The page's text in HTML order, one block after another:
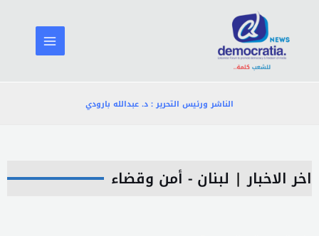
المحتوى
الناشر ورئيس التحرير : د. عبدالله بارودي
اخر الاخبار| لبنان - أمن وقضاء